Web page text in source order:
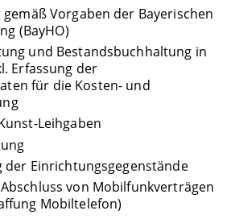
Vorgaben der Bayerischen
(BayHO)
und Bestandsbuchhaltung in
Erfassung der
für die Kosten- und
Leihgaben
der Einrichtungsgegenstände
von Mobilfunkverträgen
Mobiltelefon)